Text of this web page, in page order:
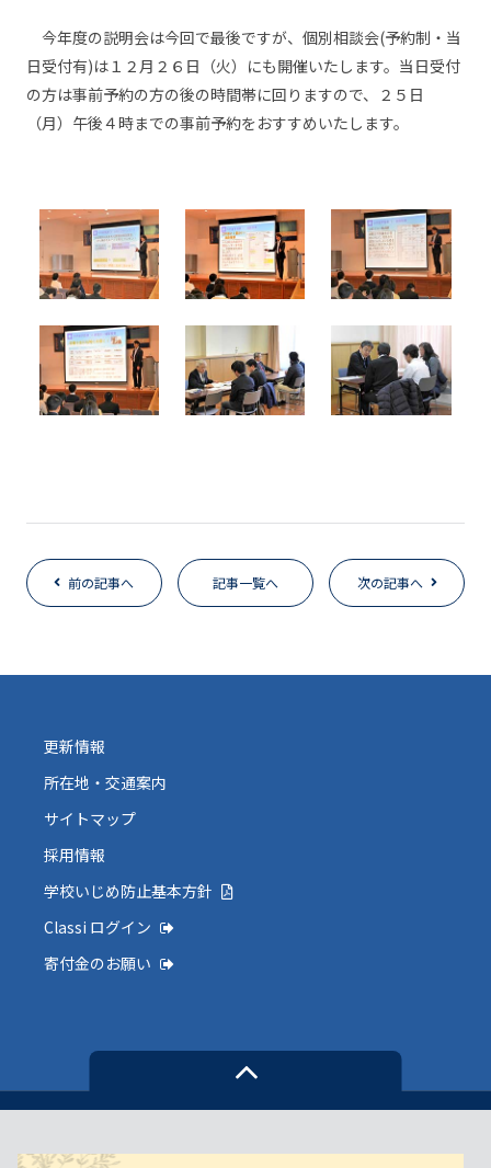
今年度の説明会は今回で最後ですが、個別相談会(予約制・当
日受付有)は１２月２６日（火）にも開催いたします。当日受付
の方は事前予約の方の後の時間帯に回りますので、２５日
（月）午後４時までの事前予約をおすすめいたします。
前の記事へ 記事一覧へ 次の記事へ
更新情報
所在地・交通案内
サイトマップ
採用情報
学校いじめ防止基本方針
Classi ログイン
寄付金のお願い